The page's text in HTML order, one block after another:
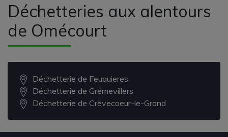
Déchetteries aux alentours
de Omécourt
Déchetterie de Feuquieres
Déchetterie de Grémevillers
Déchetterie de Crèvecoeur-le-Grand